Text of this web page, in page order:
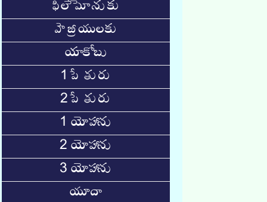
ఫిలేమోనుకు
హెబ్రీయులకు
యాకోబు
1 పేతురు
2 పేతురు
1 యోహాను
2 యోహాను
3 యోహాను
యూదా